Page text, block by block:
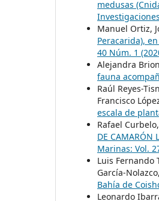
medusas
Manuel Ortiz,
Peracarida),
40 Núm. 1
Alejandra
fauna
Raúl Reyes-
Francisco
escala de
Rafael
DE CAMARÓN
Marinas: Vol.
Luis Fernando
García-
Bahía de
Leonardo